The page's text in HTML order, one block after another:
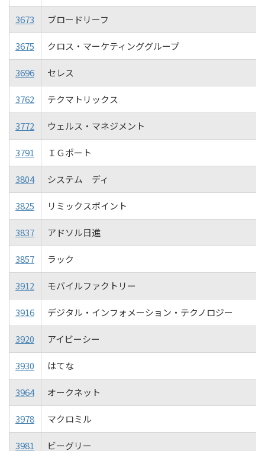
3673 ブロードリーフ
3675 クロス・マーケティンググループ
3696 セレス
3762 テクマトリックス
3772 ウェルス・マネジメント
3791 ＩＧポート
3804 システム ディ
3825 リミックスポイント
3837 アドソル日進
3857 ラック
3912 モバイルファクトリー
3916 デジタル・インフォメーション・テクノロジー
3920 アイビーシー
3930 はてな
3964 オークネット
3978 マクロミル
3981 ビーグリー